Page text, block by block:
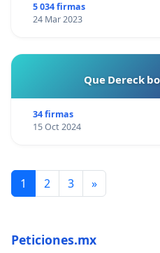
5 034 firmas
24 Mar 2023
Que Dereck
34 firmas
15 Oct 2024
1 2 3 »
Peticiones.mx